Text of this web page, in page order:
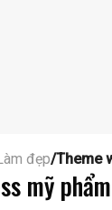
đẹp/Theme
mỹ